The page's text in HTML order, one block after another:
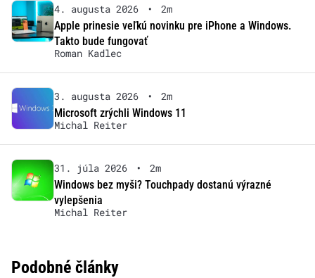
4. augusta 2026 •
2m
Apple prinesie veľkú novinku pre iPhone a Windows.
Takto bude fungovať
Roman Kadlec
3. augusta 2026 •
2m
Microsoft zrýchli Windows 11
Michal Reiter
31. júla 2026 •
2m
Windows bez myši? Touchpady dostanú výrazné
vylepšenia
Michal Reiter
Podobné články